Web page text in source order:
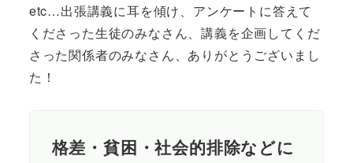
etc…出張講義に耳を傾け、アンケートに答えて
くださった生徒のみなさん、講義を企画してくだ
さった関係者のみなさん、ありがとうございまし
た！
格差・貧困・社会的排除などに